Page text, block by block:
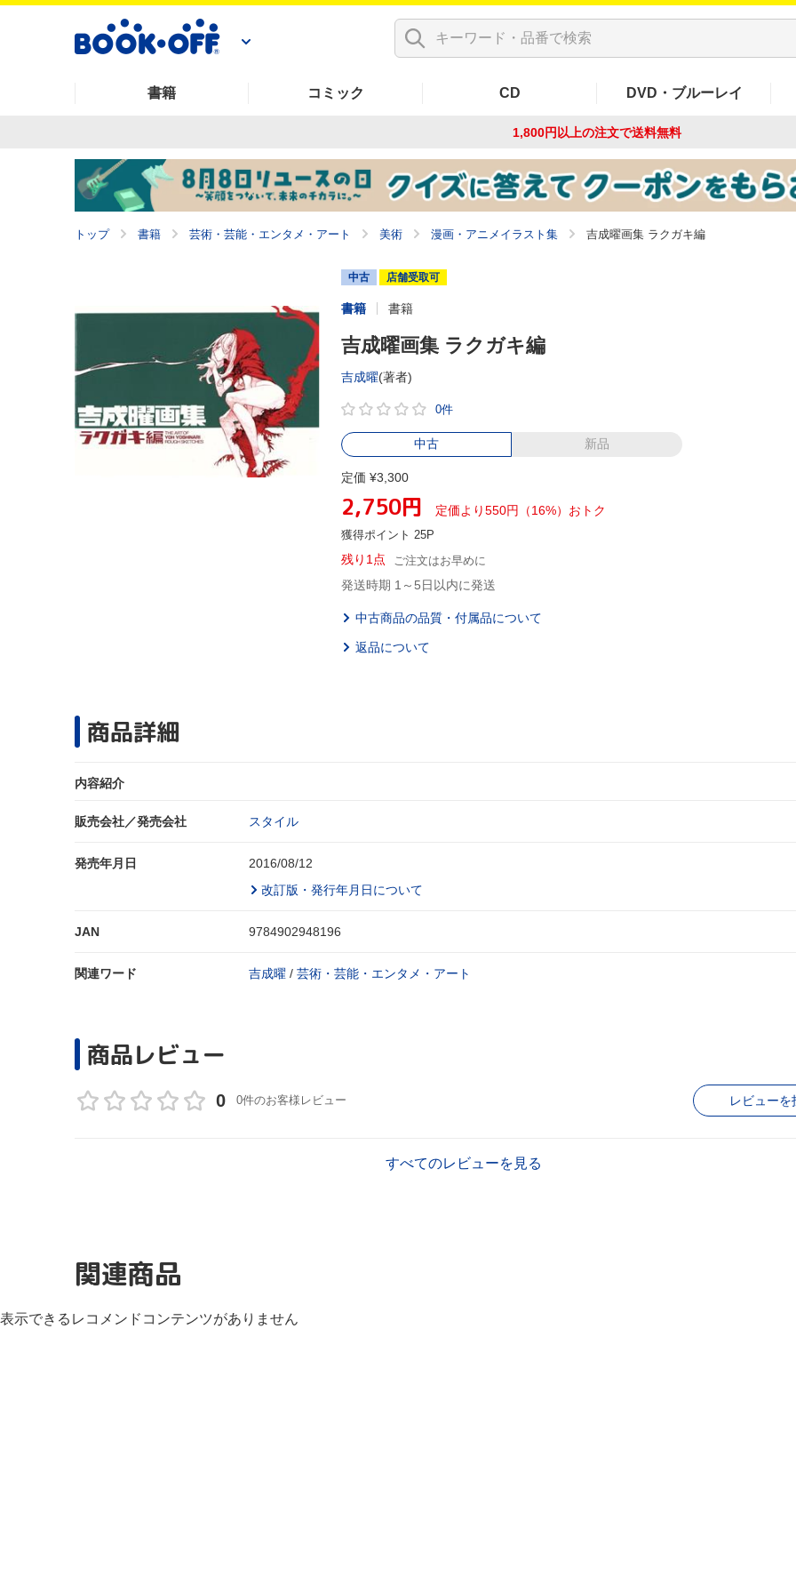
書籍 コミック CD DVD・ブルーレイ
1,800円以上の注文で送料無料
トップ 書籍 芸術・芸能・エンタメ・アート 美術 漫画・アニメイラスト集 吉成曜画集 ラクガキ編
中古 店舗受取可
書籍 書籍
吉成曜画集 ラクガキ編
吉成曜(著者)
0件
中古 新品
定価 ¥3,300
2,750円 定価より550円（16%）おトク
獲得ポイント 25P
残り1点 ご注文はお早めに
発送時期 1～5日以内に発送
中古商品の品質・付属品について
返品について
商品詳細
内容紹介
販売会社／発売会社 スタイル
発売年月日
2016/08/12
改訂版・発行年月日について
JAN 9784902948196
関連ワード 吉成曜 / 芸術・芸能・エンタメ・アート
商品レビュー
0 0件のお客様レビュー レビューを
すべてのレビューを見る
関連商品
表示できるレコメンドコンテンツがありません